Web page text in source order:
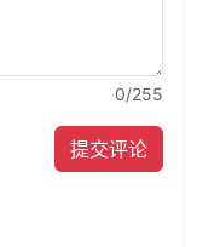
0/255
提交评论